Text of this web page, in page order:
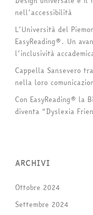
nell’accessibilità
L’Università del
EasyReading®. Un
l’inclusività
Cappella Sansevero
nella loro
Con EasyReading® la
diventa “Dyslexia
ARCHIVI
Ottobre 2024
Settembre 2024